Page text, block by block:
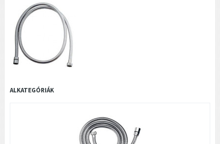
ALKATEGÓRIÁK